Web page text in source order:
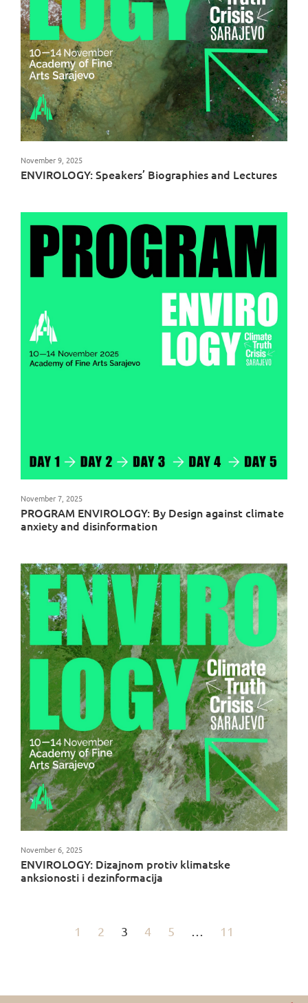
ENVIROLOGY: Speakers’ Biographies and Lectures
November 9, 2025
PROGRAM ENVIROLOGY: By Design against climate
anxiety and disinformation
November 7, 2025
ENVIROLOGY: Dizajnom protiv klimatske
anksionosti i dezinformacija
November 6, 2025
1 2 3 4 5 11